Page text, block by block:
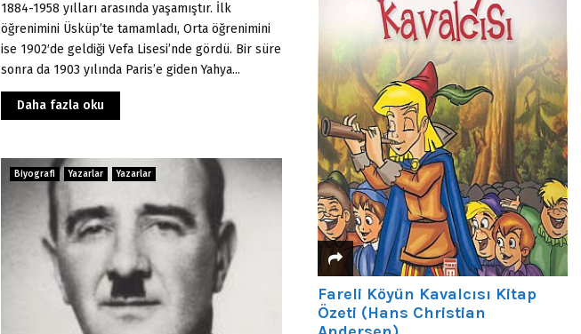
1884-1958 yılları arasında yaşamıştır. İlk
öğrenimini Üsküp’te tamamladı, Orta öğrenimini
ise 1902′de geldiği Vefa Lisesi’nde gördü. Bir süre
sonra da 1903 yılında Paris’e giden Yahya...
Daha fazla oku
Biyografi Yazarlar Yazarlar
Fareli Köyün Kavalcısı Kitap
Özeti (Hans Christian